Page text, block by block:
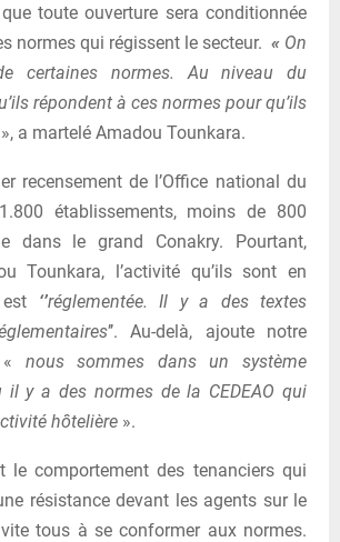
toute ouverture sera conditionnée
normes qui régissent le secteur. « On
certaines normes. Au niveau du
répondent à ces normes pour qu’ils
a martelé Amadou Tounkara.
recensement de l’Office national du
établissements, moins de 800
dans le grand Conakry. Pourtant,
Tounkara, l’activité qu’ils sont en
‘’réglementée. Il y a des textes
’’. Au-delà, ajoute notre
« nous sommes dans un système
il y a des normes de la CEDEAO qui
hôtelière ».
le comportement des tenanciers qui
résistance devant les agents sur le
tous à se conformer aux normes.